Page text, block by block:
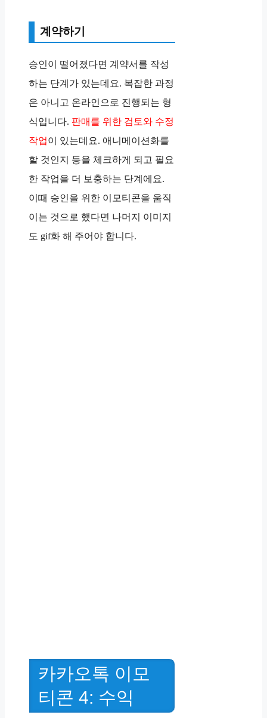
계약하기
승인이 떨어졌다면 계약서를 작성
하는 단계가 있는데요. 복잡한 과정
은 아니고 온라인으로 진행되는 형
식입니다. 판매를 위한 검토와 수정
작업이 있는데요. 애니메이션화를
할 것인지 등을 체크하게 되고 필요
한 작업을 더 보충하는 단계에요.
이때 승인을 위한 이모티콘을 움직
이는 것으로 했다면 나머지 이미지
도 gif화 해 주어야 합니다.
카카오톡 이모
티콘 4: 수익